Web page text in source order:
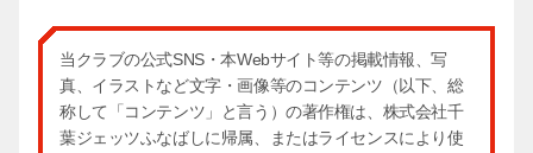
当クラブの公式SNS・本Webサイト等の掲載情報、写
真、イラストなど文字・画像等のコンテンツ（以下、総
称して「コンテンツ」と言う）の著作権は、株式会社千
葉ジェッツふなばしに帰属、またはライセンスにより使